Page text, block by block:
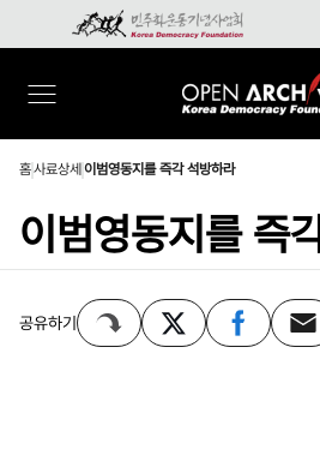
홈사료상세 이범영동지를 즉각 석방하라
이범영동지를 즉
공유하기